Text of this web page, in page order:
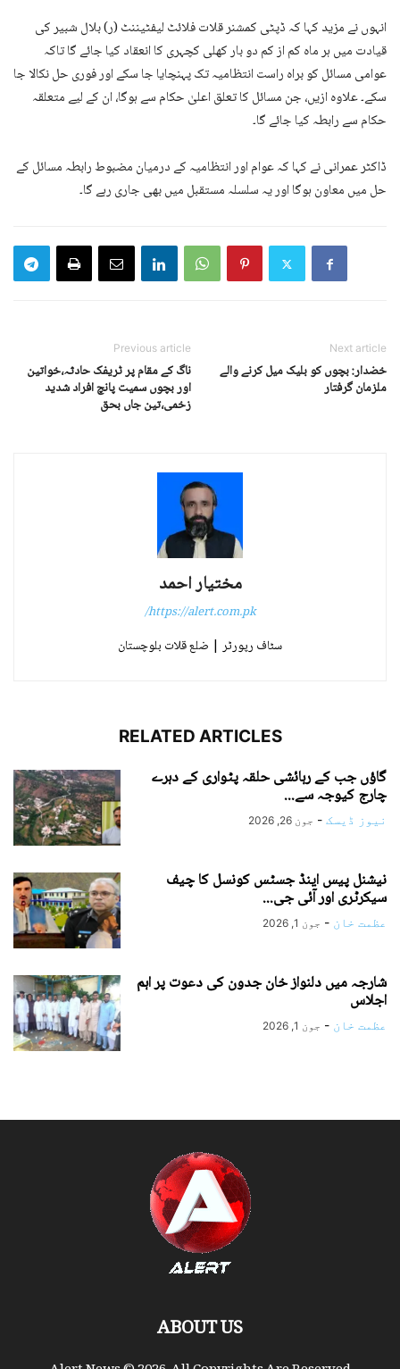
انہوں نے مزید کہا کہ ڈپٹی کمشنر قلات فلائٹ لیفٹیننٹ (ر) بلال شبیر کی
قیادت میں ہر ماہ کم از کم دو بار کھلی کچہری کا انعقاد کیا جائے گا تاکہ
عوامی مسائل کو براہ راست انتظامیہ تک پہنچایا جا سکے اور فوری حل نکالا جا
سکے۔ علاوہ ازیں، جن مسائل کا تعلق اعلیٰ حکام سے ہوگا، ان کے لیے متعلقہ
حکام سے رابطہ کیا جائے گا۔
ڈاکٹر عمرانی نے کہا کہ عوام اور انتظامیہ کے درمیان مضبوط رابطہ مسائل کے
حل میں معاون ہوگا اور یہ سلسلہ مستقبل میں بھی جاری رہے گا۔
Previous article
ناگ کے مقام پر ٹریفک حادثہ،خواتین
اور بچوں سمیت پانچ افراد شدید
زخمی،تین جاں بحق
Next article
خضدار: بچوں کو بلیک میل کرنے والے
ملزمان گرفتار
مختیار احمد
https://alert.com.pk/
سٹاف رپورٹر | ضلع قلات بلوچستان
RELATED ARTICLES
گاؤں جب کے رہائشی حلقہ پٹواری کے دہرے
چارج کیوجہ سے...
نیوز ڈیسک - جون 26, 2026
نیشنل پیس اینڈ جسٹس کونسل کا چیف
سیکرٹری اور آئی جی...
عظمت خان - جون 1, 2026
شارجہ میں دلنواز خان جدون کی دعوت پر اہم
اجلاس
عظمت خان - جون 1, 2026
ABOUT US